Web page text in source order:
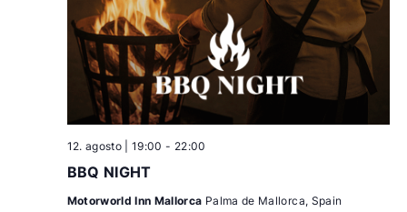
BBQ NIGHT
12. agosto | 19:00 - 22:00
Motorworld Inn Mallorca Palma de Mallorca, Spain